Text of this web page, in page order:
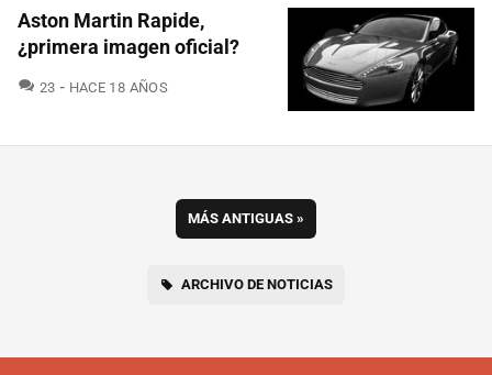
Aston Martin Rapide,
¿primera imagen oficial?
23 COMENTARIOS
HACE 18 AÑOS
MÁS ANTIGUAS »
ARCHIVO DE NOTICIAS